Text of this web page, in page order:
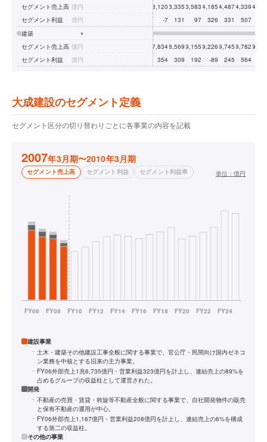
セグメント売上高 億円 3,120 3,335 3,583 4,185 4,4874,339
セグメント利益
億円 -7 131 97 326 331 507
建築
▾
セグメント売上高 億円 7,8348,569 9,155 9,226 9,745 9,782
セグメント利益
億円 354 309 192 -89 245 564
大成建設のセグメント定義
セグメント区分の切り替わりごとに各事業の内容を記載
2007年3月期〜2010年3月期
セグメント売上高 セグメント利益 セグメント利益率 単位： 億円
建設事業
土木・建築その他建設工事全般に関する事業で、官公庁・民間向け国内ゼネコ
ン業務を中核とする旧来の主力事業。
FY06外部売上1兆6,735億円・営業利益323億円を計上し、連結売上の89%を
占めるグループの収益柱として運営された。
開発
不動産の売買・賃貸・斡旋等不動産全般に関する事業で、自社開発物件の販売
と保有不動産の運用が中心。
FY06外部売上1,167億円・営業利益208億円を計上し、連結売上の6%を構成
する第二の収益柱。
その他の事業